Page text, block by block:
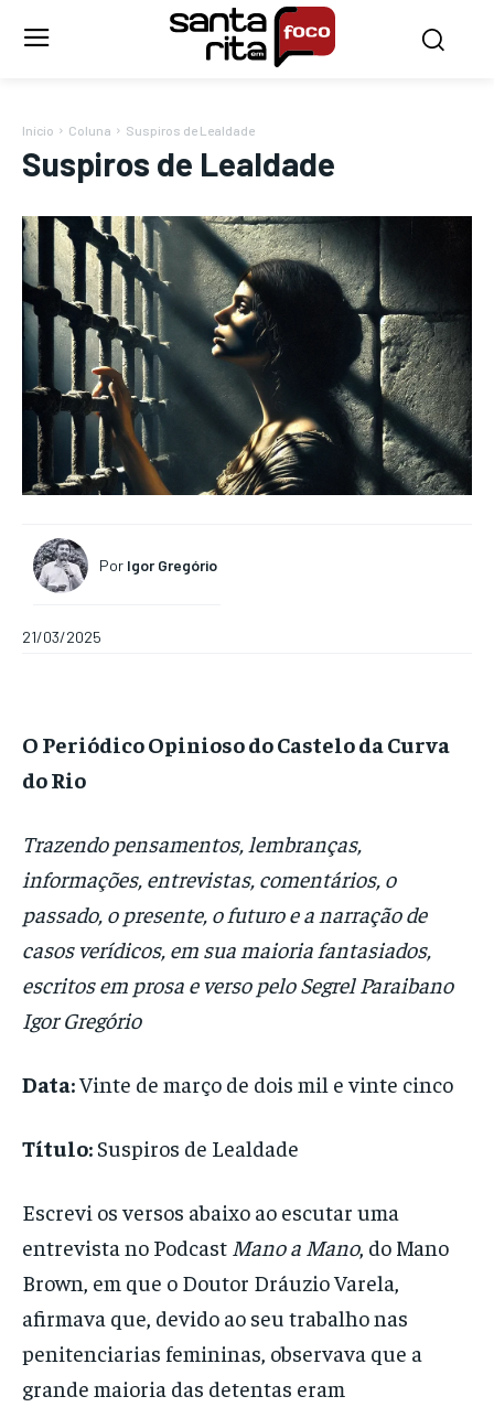
Início Coluna Suspiros de Lealdade
Suspiros de Lealdade
Por Igor Gregório
21/03/2025
O Periódico Opinioso do Castelo da Curva
do Rio
Trazendo pensamentos, lembranças,
informações, entrevistas, comentários, o
passado, o presente, o futuro e a narração de
casos verídicos, em sua maioria fantasiados,
escritos em prosa e verso pelo Segrel Paraibano
Igor Gregório
Data:Vinte de março de dois mil e vinte cinco
Título: Suspiros de Lealdade
Escrevi os versos abaixo ao escutar uma
entrevista no Podcast Mano a Mano, do Mano
Brown, em que o Doutor Dráuzio Varela,
afirmava que, devido ao seu trabalho nas
penitenciarias femininas, observava que a
grande maioria das detentas eram